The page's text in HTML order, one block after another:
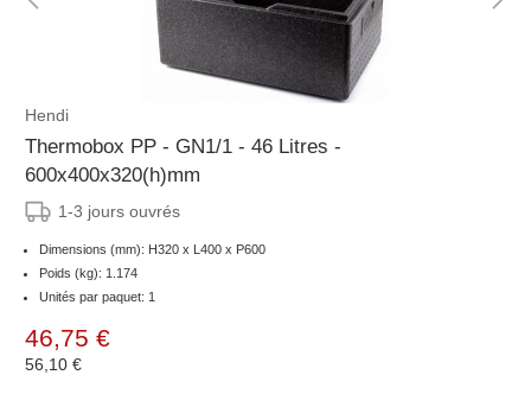
Hendi
Thermobox PP - GN1/1 - 46 Litres -
600x400x320(h)mm
1-3 jours ouvrés
Dimensions (mm): H320 x L400 x P600
Poids (kg): 1.174
Unités par paquet: 1
46,75 €
56,10 €